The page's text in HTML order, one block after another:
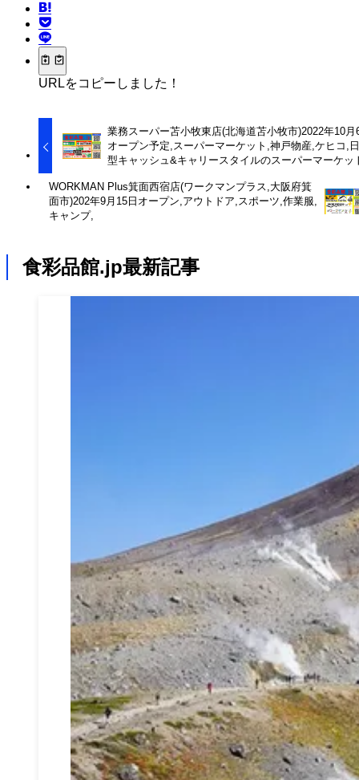
URLをコピーしました！
業務スーパー苫小牧東店(北海道苫小牧市)2022年10月
オープン予定,スーパーマーケット,神戸物産,ケヒコ,
型キャッシュ&キャリースタイルのスーパーマーケッ
WORKMAN Plus箕面西宿店(ワークマンプラス,大阪府箕
面市)202年9月15日オープン,アウトドア,スポーツ,作業服,
キャンプ,
食彩品館.jp最新記事